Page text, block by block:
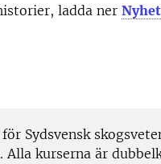
ladda ner
Sydsvensk
Alla kurserna är